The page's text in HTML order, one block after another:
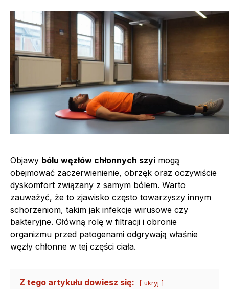
Objawy bólu węzłów chłonnych szyi mogą
obejmować zaczerwienienie, obrzęk oraz oczywiście
dyskomfort związany z samym bólem. Warto
zauważyć, że to zjawisko często towarzyszy innym
schorzeniom, takim jak infekcje wirusowe czy
bakteryjne. Główną rolę w filtracji i obronie
organizmu przed patogenami odgrywają właśnie
węzły chłonne w tej części ciała.
Z tego artykułu dowiesz się: ukryj